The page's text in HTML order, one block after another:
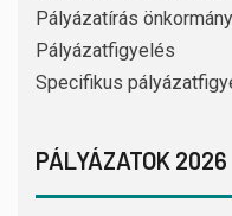
Pályázatírás
Pályázatfigyelés
Specifikus
PÁLYÁZATOK 2026